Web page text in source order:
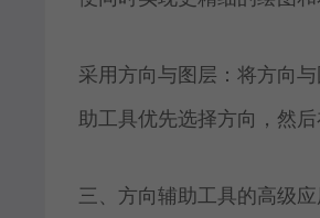
采用方向与图层：将方向
助工具优先选择方向，然
三、方向辅助工具的高级